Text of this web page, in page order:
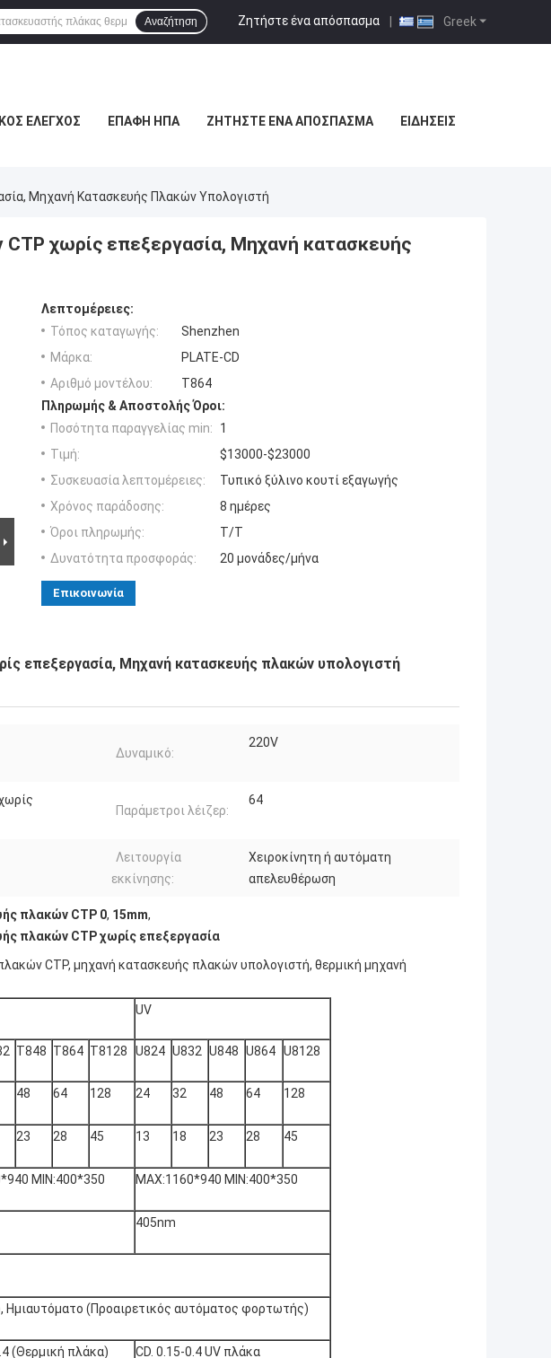
Greek
Ζητήστε ένα απόσπασμα |
Αναζήτηση
ΈΛΕΓΧΟΣ ΕΠΑΦΉ ΗΠΑ ΖΗΤΉΣΤΕ ΈΝΑ ΑΠΌΣΠΑΣΜΑ ΕΙΔΉΣΕΙΣ
Μηχανή Κατασκευής Πλακών Υπολογιστή
χωρίς επεξεργασία, Μηχανή κατασκευής
Λεπτομέρειες:
Τόπος καταγωγής:
Shenzhen
Μάρκα:
PLATE-CD
Αριθμό μοντέλου:
T864
Πληρωμής & Αποστολής Όροι:
Ποσότητα παραγγελίας min:
1
Τιμή:
$13000-$23000
Συσκευασία λεπτομέρειες:
Τυπικό ξύλινο κουτί εξαγωγής
Χρόνος παράδοσης:
8 ημέρες
Όροι πληρωμής:
T/T
Δυνατότητα προσφοράς:
20 μονάδες/μήνα
Επικοινωνία
επεξεργασία, Μηχανή κατασκευής πλακών υπολογιστή
Δυναμικό:
220V
Παράμετροι λέιζερ:
64
Λειτουργία
εκκίνησης:
Χειροκίνητη ή αυτόματη
απελευθέρωση
πλακών CTP 0, 15mm,
πλακών CTP χωρίς επεξεργασία
CTP, μηχανή κατασκευής πλακών υπολογιστή, θερμική μηχανή
UV
T848 T864 T8128 U824 U832 U848 U864 U8128
48 64 128 24 32 48 64 128
23 28 45 13 18 23 28 45
MIN:400*350 MAX:1160*940 MIN:400*350
405nm
Ημιαυτόματο (Προαιρετικός αυτόματος φορτωτής)
(Θερμική πλάκα) CD. 0.15-0.4 UV πλάκα